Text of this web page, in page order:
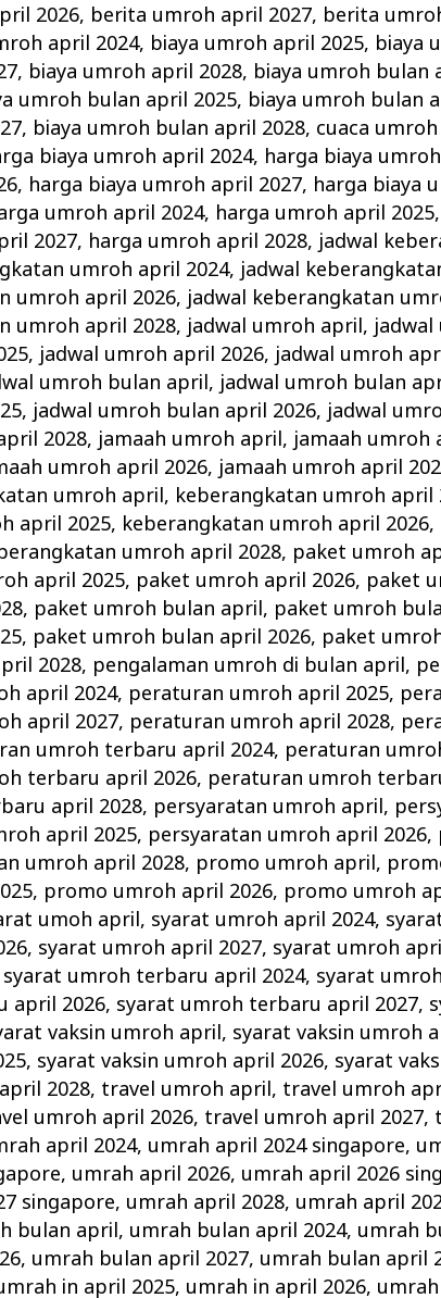
2026, berita umroh april 2027, berita
april 2024, biaya umroh april 2025, biaya
, biaya umroh april 2028, biaya umroh bulan
umroh bulan april 2025, biaya umroh bulan
, biaya umroh bulan april 2028, cuaca
biaya umroh april 2024, harga biaya
, harga biaya umroh april 2027, harga biaya
umroh april 2024, harga umroh april 2025,
2027, harga umroh april 2028, jadwal
umroh april 2024, jadwal
umroh april 2026, jadwal keberangkatan
umroh april 2028, jadwal umroh april, jadwal
, jadwal umroh april 2026, jadwal umroh
umroh bulan april, jadwal umroh bulan
, jadwal umroh bulan april 2026, jadwal
2028, jamaah umroh april, jamaah umroh
umroh april 2026, jamaah umroh april
umroh april, keberangkatan umroh april
april 2025, keberangkatan umroh april 2026,
umroh april 2028, paket umroh
april 2025, paket umroh april 2026, paket
, paket umroh bulan april, paket umroh
, paket umroh bulan april 2026, paket
2028, pengalaman umroh di bulan april,
april 2024, peraturan umroh april 2025,
april 2027, peraturan umroh april 2028,
umroh terbaru april 2024, peraturan
terbaru april 2026, peraturan umroh
april 2028, persyaratan umroh april,
april 2025, persyaratan umroh april 2026,
umroh april 2028, promo umroh april,
, promo umroh april 2026, promo umroh
umoh april, syarat umroh april 2024,
, syarat umroh april 2027, syarat umroh
syarat umroh terbaru april 2024, syarat
april 2026, syarat umroh terbaru april 2027,
vaksin umroh april, syarat vaksin umroh
, syarat vaksin umroh april 2026, syarat
2028, travel umroh april, travel umroh
umroh april 2026, travel umroh april 2027,
april 2024, umrah april 2024 singapore,
, umrah april 2026, umrah april 2026
singapore, umrah april 2028, umrah april
bulan april, umrah bulan april 2024, umrah
, umrah bulan april 2027, umrah bulan april
in april 2025, umrah in april 2026,